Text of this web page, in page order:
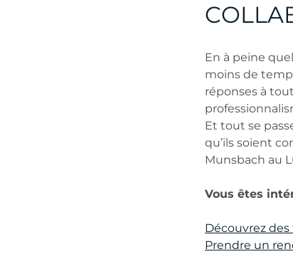
En à peine
moins de
réponses à
Et tout se
qu’ils soient
Munsbach au
Vous êtes
Découvrez
Prendre un